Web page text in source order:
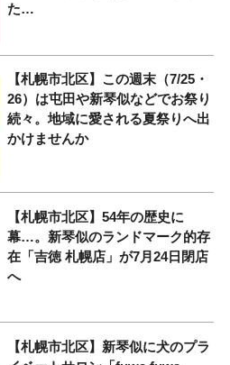
た…
【札幌市北区】この週末（7/25・
26）は屯田や新琴似などでお祭り
続々。地域に愛される夏祭りへ出
かけませんか
【札幌市北区】54年の歴史に
幕…。新琴似のランドマーク的存
在「吉徳 札幌店」が7月24日閉店
へ
【札幌市北区】新琴似に犬のプラ